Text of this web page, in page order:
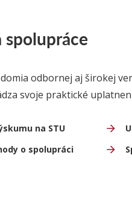
spolupráce
odbornej aj širokej
svoje praktické
na STU
o spolupráci